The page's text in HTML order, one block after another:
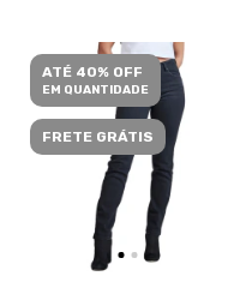
ATÉ 40% OFF
EM QUANTIDADE
FRETE GRÁTIS